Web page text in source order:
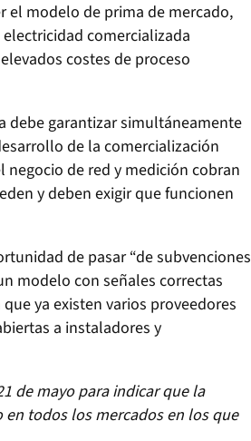
el modelo de prima de mercado,
comercializada
costes de proceso
debe garantizar simultáneamente
de la comercialización
de red y medición cobran
y deben exigir que funcionen
de pasar “de subvenciones
modelo con señales correctas
ya existen varios proveedores
a instaladores y
de mayo para indicar que la
todos los mercados en los que